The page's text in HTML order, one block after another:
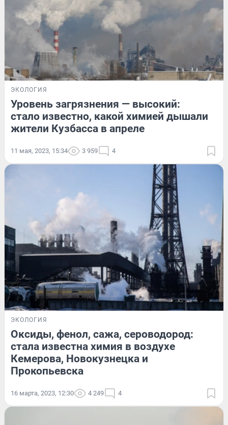
ЭКОЛОГИЯ
Уровень загрязнения — высокий:
стало известно, какой химией дышали
жители Кузбасса в апреле
11 мая, 2023, 15:34 3 959 4
ЭКОЛОГИЯ
Оксиды, фенол, сажа, сероводород:
стала известна химия в воздухе
Кемерова, Новокузнецка и
Прокопьевска
16 марта, 2023, 12:30 4 249 4